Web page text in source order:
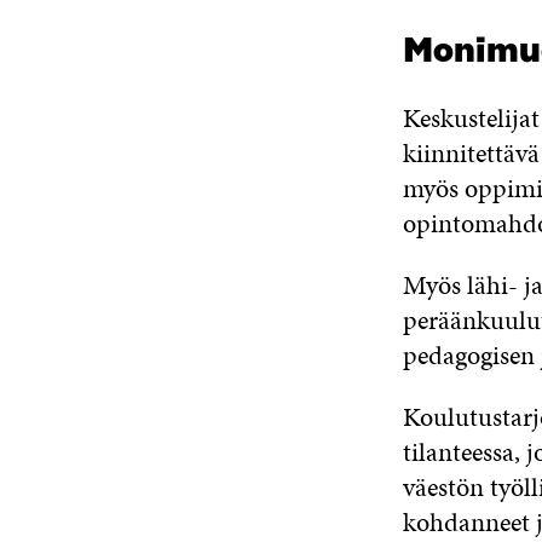
myös
Myös lähi-
tilanteessa,
väestön
kohdanneet